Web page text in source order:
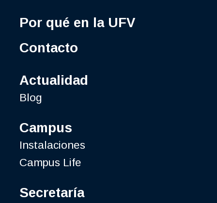
Por qué en la UFV
Contacto
Actualidad
Blog
Campus
Instalaciones
Campus Life
Secretaría